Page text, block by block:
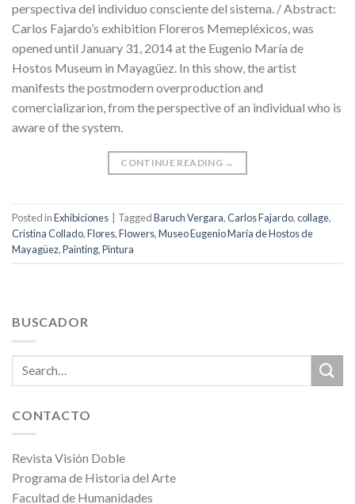
perspectiva del individuo consciente del sistema. / Abstract:
Carlos Fajardo’s exhibition Floreros Memepléxicos, was
opened until January 31, 2014 at the Eugenio María de
Hostos Museum in Mayagüez. In this show, the artist
manifests the postmodern overproduction and
comercializarion, from the perspective of an individual who is
aware of the system.
CONTINUE READING →
Posted inExhibiciones TaggedBaruch Vergara,Carlos Fajardo,collage,
Cristina Collado,Flores,Flowers,Museo Eugenio María de Hostos de
Mayagüez,Painting,Pintura
BUSCADOR
CONTACTO
Revista Visión Doble
Programa de Historia del Arte
Facultad de Humanidades